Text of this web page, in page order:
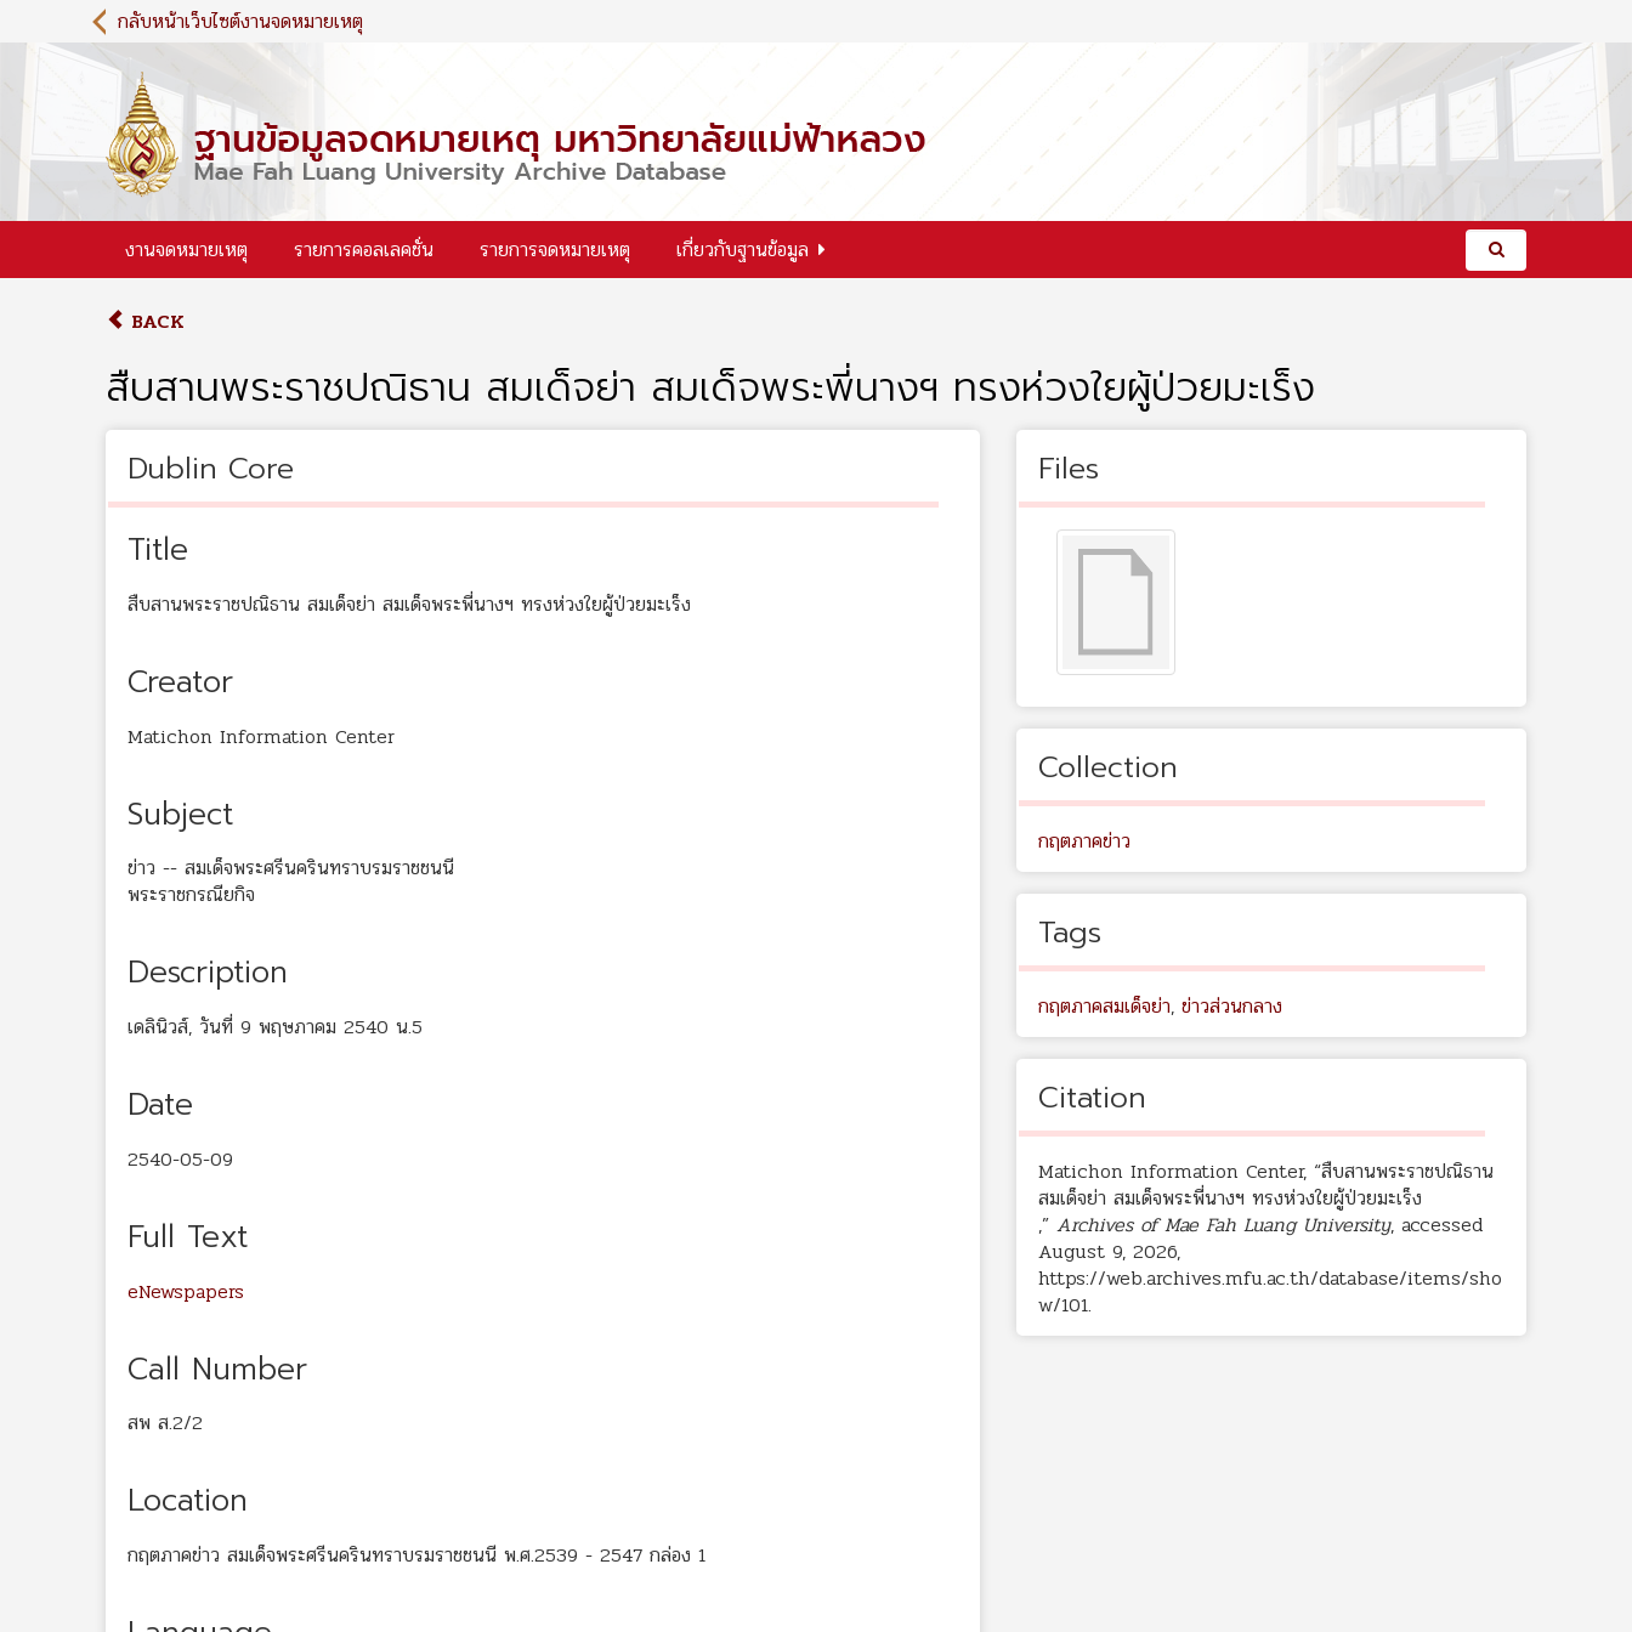
i
c
กลับหน้าเว็บไซต์งานจดหมายเหตุ
งานจดหมายเหตุ รายการคอลเลคชั่น รายการจดหมายเหตุ เกี่ยวกับฐานข้อมูล
BACK
สืบสานพระราชปณิธาน สมเด็จย่า สมเด็จพระพี่นางฯ ทรงห่วงใยผู้ป่วยมะเร็ง
Dublin Core
Title
สืบสานพระราชปณิธาน สมเด็จย่า สมเด็จพระพี่นางฯ ทรงห่วงใยผู้ป่วยมะเร็ง
Creator
Matichon Information Center
Subject
ข่าว -- สมเด็จพระศรีนครินทราบรมราชชนนี
พระราชกรณียกิจ
Description
เดลินิวส์, วันที่ 9 พฤษภาคม 2540 น.5
Date
2540-05-09
Full Text
eNewspapers
Call Number
สพ ส.2/2
Location
กฤตภาคข่าว สมเด็จพระศรีนครินทราบรมราชชนนี พ.ศ.2539 - 2547 กล่อง 1
Files
Collection
กฤตภาคข่าว
Tags
กฤตภาคสมเด็จย่า, ข่าวส่วนกลาง
Citation
Matichon Information Center, “สืบสานพระราชปณิธาน
สมเด็จย่า สมเด็จพระพี่นางฯ ทรงห่วงใยผู้ป่วยมะเร็ง
,” Archives of Mae Fah Luang University, accessed
August 9, 2026,
https://web.archives.mfu.ac.th/database/items/sho
w/101.